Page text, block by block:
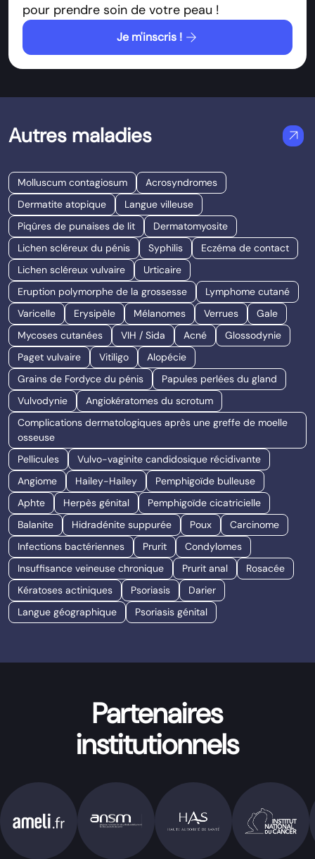
pour prendre soin de votre peau !
Je m'inscris ! arrow_forward
Autres maladies arrow_outward
Molluscum contagiosum
Acrosyndromes
Dermatite atopique
Langue villeuse
Piqûres de punaises de lit
Dermatomyosite
Lichen scléreux du pénis
Syphilis
Eczéma de contact
Lichen scléreux vulvaire
Urticaire
Eruption polymorphe de la grossesse
Lymphome cutané
Varicelle
Erysipèle Mélanomes Verrues
Gale
Mycoses cutanées
VIH / Sida Acné
Glossodynie
Paget vulvaire
Vitiligo
Alopécie
Grains de Fordyce du pénis
Papules perlées du gland
Vulvodynie
Angiokératomes du scrotum
Complications dermatologiques après une greffe de moelle
osseuse
Pellicules
Vulvo-vaginite candidosique récidivante
Angiome
Hailey-Hailey
Pemphigoïde bulleuse
Aphte
Herpès génital
Pemphigoïde cicatricielle
Balanite
Hidradénite suppurée Poux
Carcinome
Infections bactériennes
Prurit
Condylomes
Insuffisance veineuse chronique
Prurit anal
Rosacée
Kératoses actiniques
Psoriasis
Darier
Langue géographique
Psoriasis génital
Partenaires
institutionnels